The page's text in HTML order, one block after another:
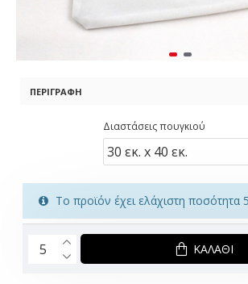
ΠΕΡΙΓΡΑΦΉ
Διαστάσεις πουγκιού
ΚΑΛΆΘΙ
Το προϊόν έχει ελάχιστη ποσότητα